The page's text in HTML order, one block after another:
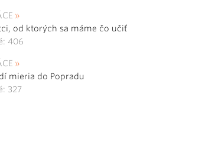
od ktorých sa máme čo učiť
406
mieria do Popradu
327